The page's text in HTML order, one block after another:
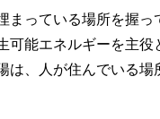
っている場所を握っ
可能エネルギーを主役
、人が住んでいる場